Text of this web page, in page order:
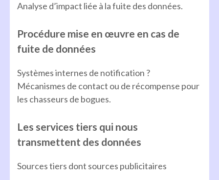
Analyse d’impact liée à la fuite des données.
Procédure mise en œuvre en cas de
fuite de données
Systèmes internes de notification ?
Mécanismes de contact ou de récompense pour
les chasseurs de bogues.
Les services tiers qui nous
transmettent des données
Sources tiers dont sources publicitaires